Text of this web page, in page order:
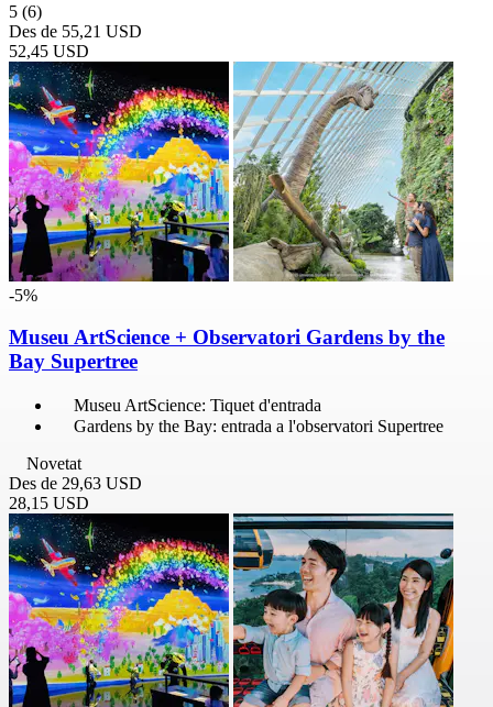
5 (6)
Des de 55,21 USD
52,45 USD
-5%
Museu ArtScience + Observatori Gardens by the
Bay Supertree
Museu ArtScience: Tiquet d'entrada
Gardens by the Bay: entrada a l'observatori Supertree
Novetat
Des de 29,63 USD
28,15 USD